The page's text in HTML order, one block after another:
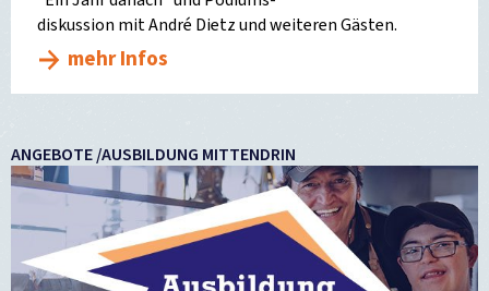
diskussion mit André Dietz und weiteren Gästen.
mehr Infos
ANGEBOTE /AUSBILDUNG MITTENDRIN